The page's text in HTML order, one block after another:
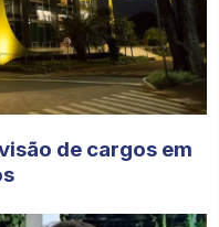
de cargos em